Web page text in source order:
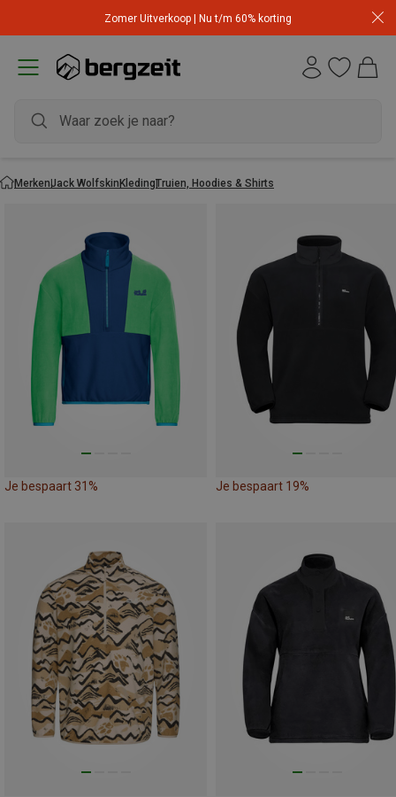
Zomer Uitverkoop | Nu t/m 60% korting
MerkenJack WolfskinKledingTruien, Hoodies & Shirts
Je bespaart 31% Je bespaart 19%